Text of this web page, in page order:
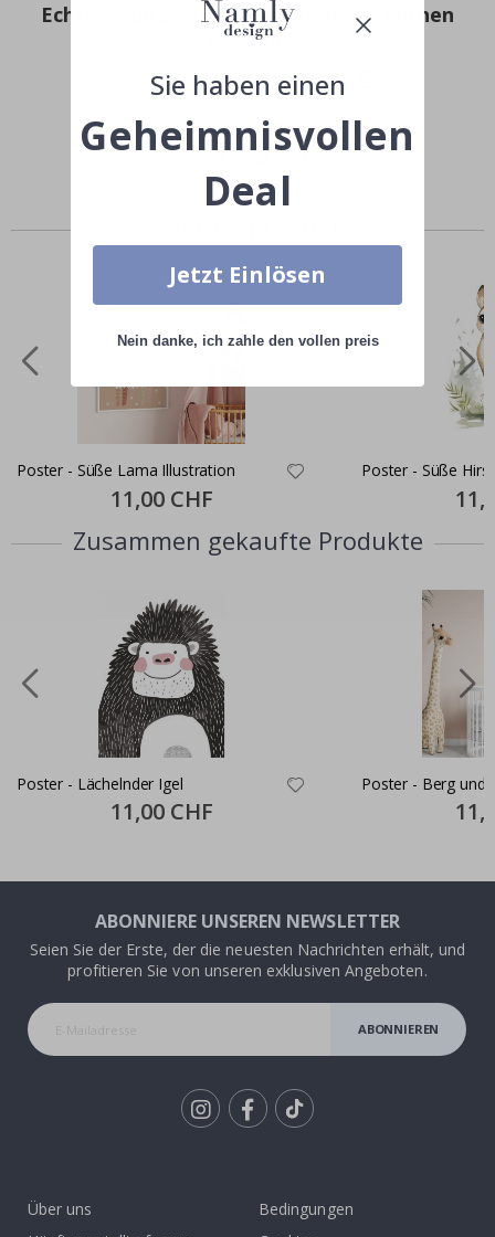
Echte Inspiration von unseren glücklichen
Kunden!
Teile dein Bild mit #namly_design
Poster - Süße Lama Illustration
Special
Price
11,00 CHF
Poster - Süße
Price
Zusammen gekaufte Produkte
Poster - Lächelnder Igel
Special
Price
11,00 CHF
Poster - Berg und
Price
ABONNIERE UNSEREN NEWSLETTER
Seien Sie der Erste, der die neuesten Nachrichten erhält, und
profitieren Sie von unseren exklusiven Angeboten.
ABONNIEREN
Über uns
Bedingungen
Sie haben einen
Geheimnisvollen
Deal
Jetzt Einlösen
Nein danke, ich zahle den vollen preis